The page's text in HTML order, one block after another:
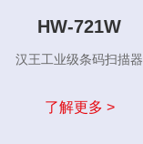
HW-721W
汉王工业级条码扫描器
了解更多 >